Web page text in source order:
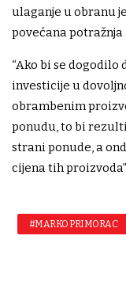
ulaganje u obranu
povećana
“Ako bi se
investicije u
obrambenim
ponudu, to bi
strani ponude, a
cijena tih
#MARKO PRIMORAC